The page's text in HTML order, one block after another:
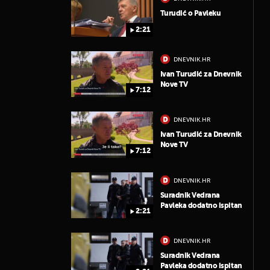
2:21
Turudić o Pavleku
7:12
DNEVNIK.HR
Ivan Turudić za Dnevnik
Nove TV
7:12
DNEVNIK.HR
Ivan Turudić za Dnevnik
Nove TV
2:21
DNEVNIK.HR
Suradnik Vedrana
Pavleka dodatno ispitan
DNEVNIK.HR
Suradnik Vedrana
Pavleka dodatno ispitan